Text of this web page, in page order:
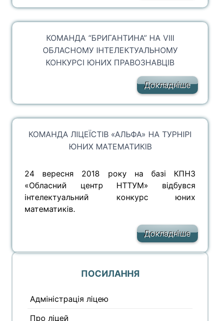
КОМАНДА “БРИГАНТИНА” НА VІІІ
ОБЛАСНОМУ ІНТЕЛЕКТУАЛЬНОМУ
КОНКУРСІ ЮНИХ ПРАВОЗНАВЦІВ
Докладніше
КОМАНДА ЛІЦЕЇСТІВ «АЛЬФА» НА ТУРНІРІ
ЮНИХ МАТЕМАТИКІВ
24 вересня 2018 року на базі КПНЗ
«Обласний центр НТТУМ» відбувся
інтелектуальний конкурс юних
математиків.
Докладніше
ПОСИЛАННЯ
Адміністрація ліцею
Про ліцей